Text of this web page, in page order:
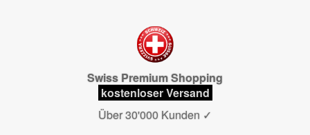
Swiss Premium Shopping
kostenloser Versand
Über 30'000 Kunden ✓